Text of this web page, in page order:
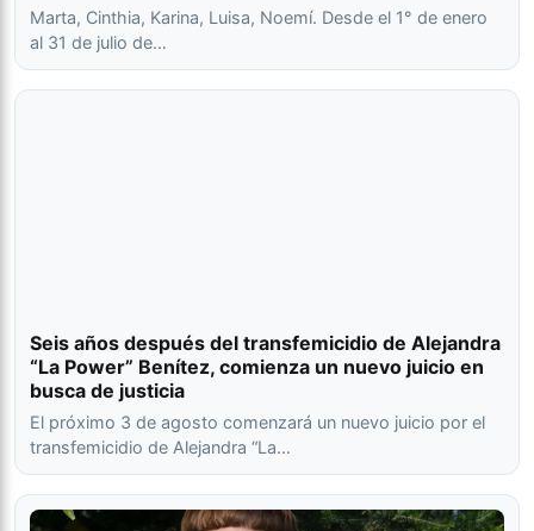
Marta, Cinthia, Karina, Luisa, Noemí. Desde el 1° de enero
al 31 de julio de…
Seis años después del transfemicidio de Alejandra
“La Power” Benítez, comienza un nuevo juicio en
busca de justicia
El próximo 3 de agosto comenzará un nuevo juicio por el
transfemicidio de Alejandra “La…